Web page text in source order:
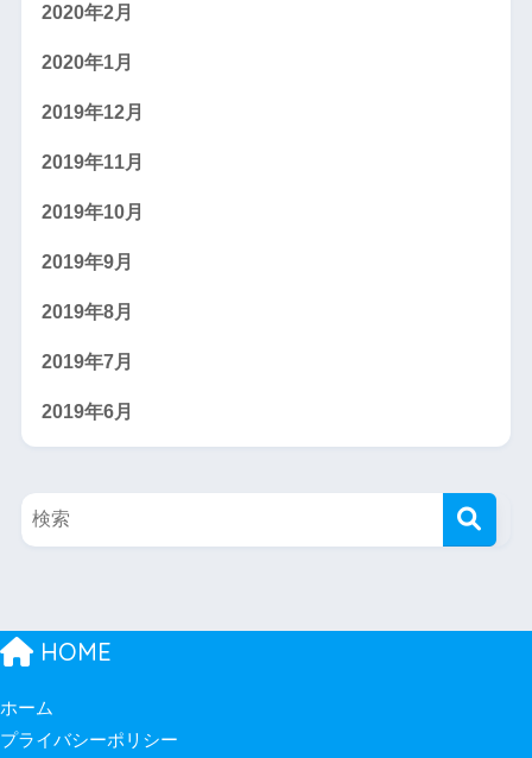
2020年2月
2020年1月
2019年12月
2019年11月
2019年10月
2019年9月
2019年8月
2019年7月
2019年6月
HOME
ホーム
プライバシーポリシー